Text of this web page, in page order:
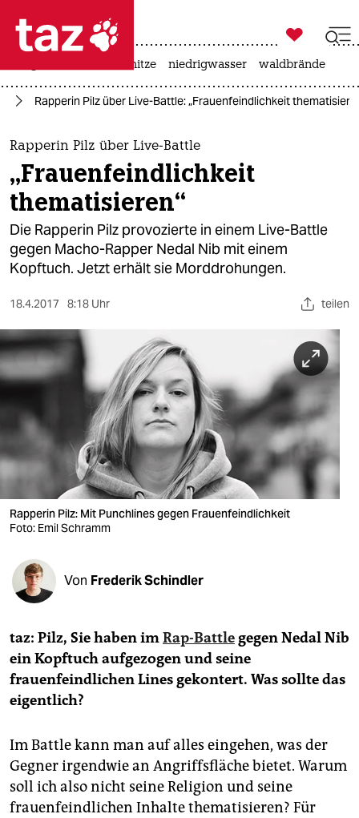
 taz zahl ich
taz zahl ich
themen
politik
öko
gesellschaft
sport
berlin
wahrheit
verlag
verlag
veranstaltungen
shop
fragen & hilfe
unterstützen
abo
genossenschaft

taz zahl ich
hitze niedrigwasser waldbrände
Rapperin Pilz über Live-Battle: „Frauenfeindlichkeit
Rapperin Pilz über Live-Battle
„Frauenfeindlichkeit
thematisieren“
Die Rapperin Pilz provozierte in einem Live-Battle
gegen Macho-Rapper Nedal Nib mit einem
Kopftuch. Jetzt erhält sie Morddrohungen.
18.4.2017 8:18 Uhr teilen
Rapperin Pilz: Mit Punchlines gegen Frauenfeindlichkeit
Foto: Emil Schramm
Von Frederik Schindler
taz: Pilz, Sie haben imRap-Battlegegen Nedal Nib
ein Kopftuch aufgezogen und seine
frauenfeindlichen Lines gekontert. Was sollte das
eigentlich?
Im Battle kann man auf alles eingehen, was der
Gegner irgendwie an Angriffsfläche bietet. Warum
soll ich also nicht seine Religion und seine
frauenfeindlichen Inhalte thematisieren? Für